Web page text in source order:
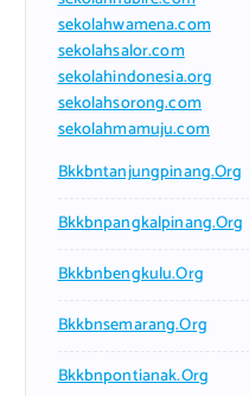
sekolahwamena.com
sekolahsalor.com
sekolahindonesia.org
sekolahsorong.com
sekolahmamuju.com
Bkkbntanjungpinang.org
Bkkbnpangkalpinang.org
Bkkbnbengkulu.org
Bkkbnsemarang.org
Bkkbnpontianak.org